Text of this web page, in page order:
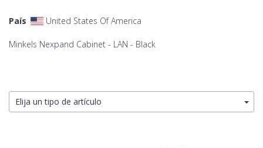
País United States Of America
Minkels Nexpand Cabinet - LAN - Black
Elija un tipo de artículo